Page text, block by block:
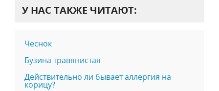
У НАС ТАКЖЕ ЧИТАЮТ:
Чеснок
Бузина травянистая
Действительно ли бывает аллергия на
корицу?